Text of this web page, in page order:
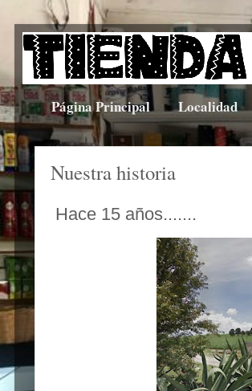
Página Principal Localidad
Nuestra historia
Hace 15 años.......